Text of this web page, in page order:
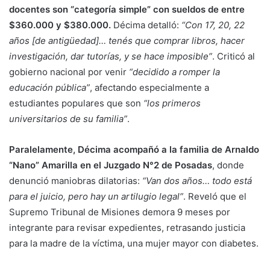
docentes son “categoría simple” con sueldos de entre
$360.000 y $380.000. Décima detalló: “Con 17, 20, 22
años [de antigüedad]… tenés que comprar libros, hacer
investigación, dar tutorías, y se hace imposible”. Criticó al
gobierno nacional por venir “decidido a romper la
educación pública”, afectando especialmente a
estudiantes populares que son “los primeros
universitarios de su familia”.
Paralelamente, Décima acompañó a la familia de Arnaldo
“Nano” Amarilla en el Juzgado N°2 de Posadas, donde
denunció maniobras dilatorias: “Van dos años… todo está
para el juicio, pero hay un artilugio legal”. Reveló que el
Supremo Tribunal de Misiones demora 9 meses por
integrante para revisar expedientes, retrasando justicia
para la madre de la víctima, una mujer mayor con diabetes.